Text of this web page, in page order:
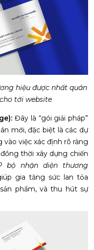
hiệu được nhất quán
tới website
Đây là “gói giải pháp”
mới, đặc biệt là các dự
việc xác định rõ ràng
thời xây dựng chiến
bộ nhận diện thương
gia tăng sức lan tỏa
phẩm, và thu hút sự